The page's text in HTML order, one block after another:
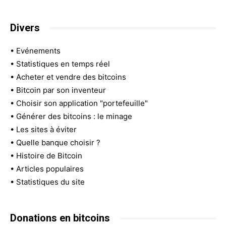
Divers
• Evénements
• Statistiques en temps réel
• Acheter et vendre des bitcoins
• Bitcoin par son inventeur
• Choisir son application "portefeuille"
• Générer des bitcoins : le minage
• Les sites à éviter
• Quelle banque choisir ?
• Histoire de Bitcoin
• Articles populaires
• Statistiques du site
Donations en bitcoins